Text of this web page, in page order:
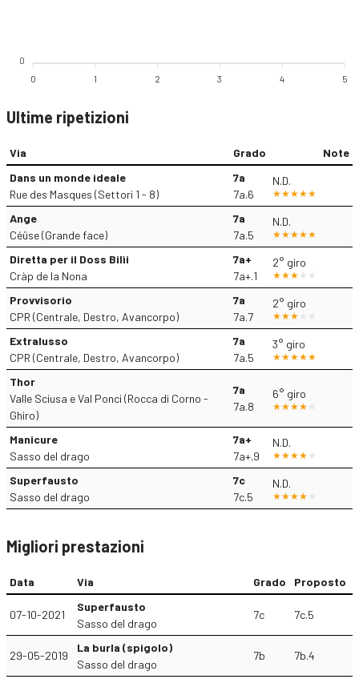
0
0 1 2 3 4 5
Ultime ripetizioni
Via Grado
Note
Dans un monde ideale
Rue des Masques (Settori 1 - 8)
7a
7a.6
N.D.
Ange
Céüse (Grande face)
7a
7a.5
N.D.
Diretta per il Doss Bilìi
Cràp de la Nona
7a+
7a+.1
2° giro
Provvisorio
CPR (Centrale, Destro, Avancorpo)
7a
7a.7
2° giro
Extralusso
CPR (Centrale, Destro, Avancorpo)
7a
7a.5
3° giro
Thor
Valle Sciusa e Val Ponci (Rocca di Corno -
Ghiro)
7a
7a.8
6° giro
Manicure
Sasso del drago
7a+
7a+.9
N.D.
Superfausto
Sasso del drago
7c
7c.5
N.D.
Migliori prestazioni
Data Via Grado Proposto
07-10-2021
Superfausto
Sasso del drago
7c 7c.5
29-05-2019
La burla (spigolo)
Sasso del drago
7b 7b.4